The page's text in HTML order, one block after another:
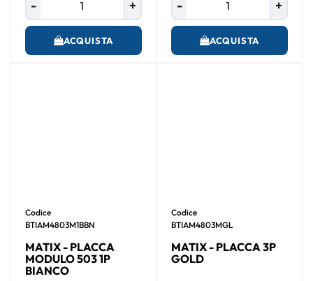
ACQUISTA ACQUISTA
Codice
BTIAM4803M1BBN
MATIX - PLACCA
MODULO 503 1P
BIANCO
Codice
BTIAM4803MGL
MATIX - PLACCA 3P
GOLD